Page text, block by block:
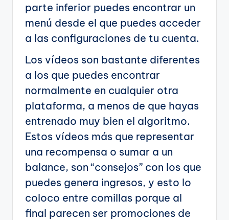
parte inferior puedes encontrar un
menú desde el que puedes acceder
a las configuraciones de tu cuenta.
Los vídeos son bastante diferentes
a los que puedes encontrar
normalmente en cualquier otra
plataforma, a menos de que hayas
entrenado muy bien el algoritmo.
Estos vídeos más que representar
una recompensa o sumar a un
balance, son “consejos” con los que
puedes genera ingresos, y esto lo
coloco entre comillas porque al
final parecen ser promociones de